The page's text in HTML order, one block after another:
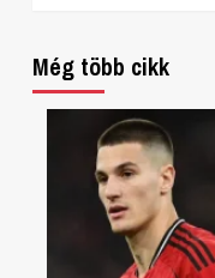
Még több cikk